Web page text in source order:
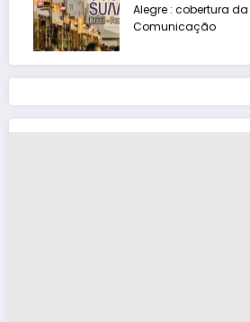
Alegre : cobertura
Comunicação